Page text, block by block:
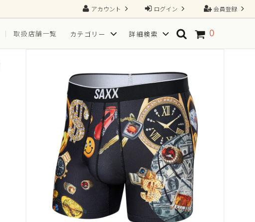
会員登録
ログイン
アカウント
取扱店舗一覧 カテゴリー
ソックス
詳細検索
SPORT(スポーツ向き)
TGRAINING（トレーニング）
Tシャツ
サイズから探す
一枚で、すべてが整う2N1ショーツ
0